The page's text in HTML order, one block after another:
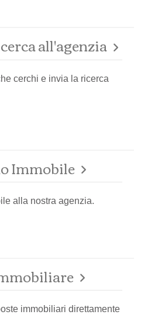
all'agenzia
cerchi e invia la ricerca
Immobile
alla nostra agenzia.
immobiliari direttamente